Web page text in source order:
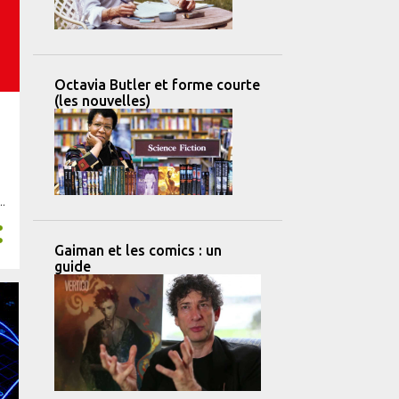
Octavia Butler et forme courte
(les nouvelles)
Gaiman et les comics : un
guide